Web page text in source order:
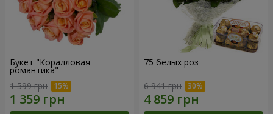
Букет "Коралловая
романтика"
1 599 грн
75 белых роз
6 941 грн